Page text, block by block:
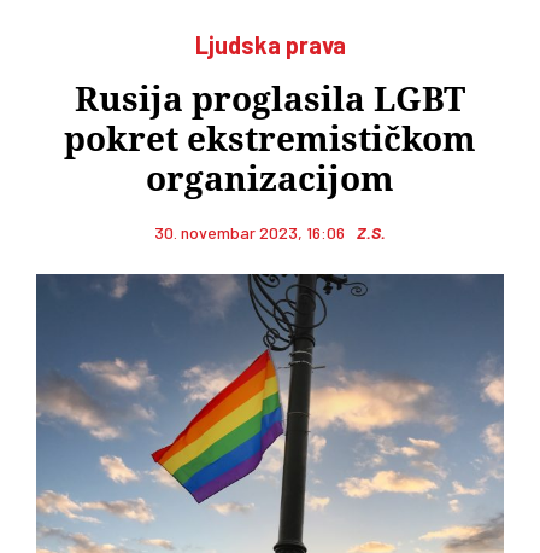
Ljudska prava
Rusija proglasila LGBT
pokret ekstremističkom
organizacijom
30. novembar 2023, 16:06 Z.S.